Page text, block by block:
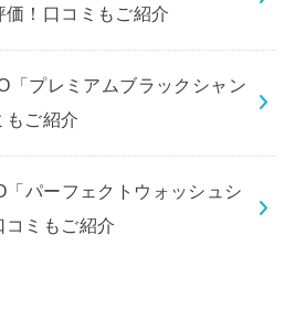
！口コミもご紹介
「プレミアムブラックシャン
もご紹介
「パーフェクトウォッシュシ
コミもご紹介